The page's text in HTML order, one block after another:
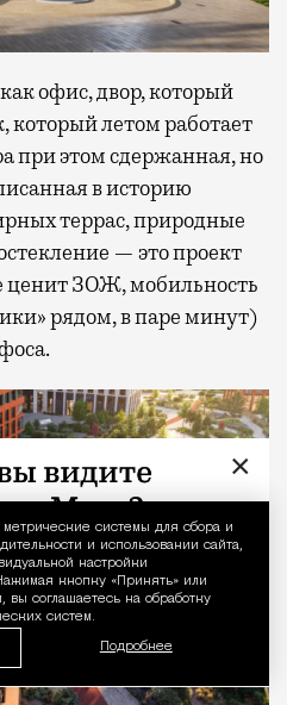
Уведомление
системы для сбора и
и использовании сайта,
настройки
кнопку «Принять» или
вы соглашаетесь на обработку
систем.
Подробнее
офис, двор, который
который летом работает
при этом сдержанная, но
в историю
террас, природные
— это проект
ценит ЗОЖ, мобильность
рядом, в паре минут)
×